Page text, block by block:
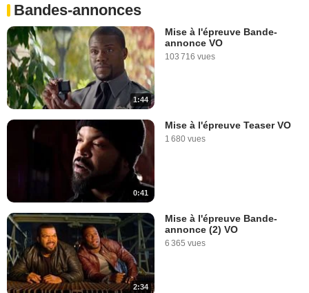
Bandes-annonces
1:44
Mise à l'épreuve Bande-
annonce VO
103 716 vues
0:41
Mise à l'épreuve Teaser VO
1 680 vues
2:34
Mise à l'épreuve Bande-
annonce (2) VO
6 365 vues